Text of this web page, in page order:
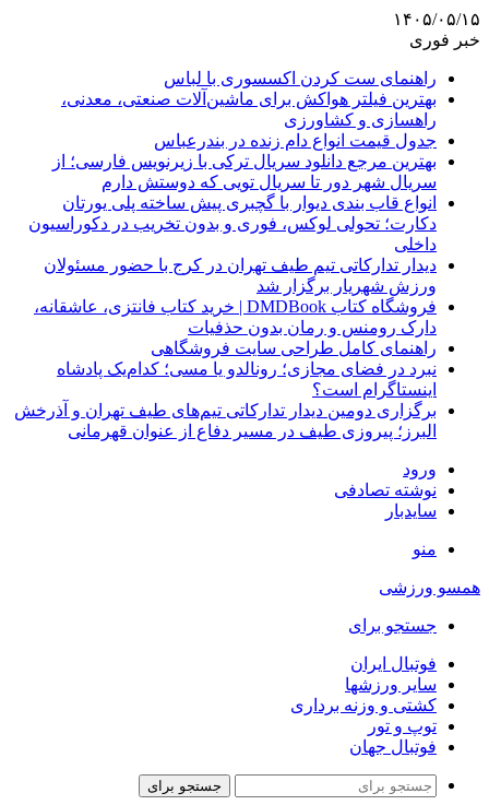
۱۴۰۵/۰۵/۱۵
خبر فوری
راهنمای ست کردن اکسسوری با لباس
بهترین فیلتر هواکش برای ماشین‌آلات صنعتی، معدنی،
راهسازی و کشاورزی
جدول قیمت انواع دام زنده در بندرعباس
بهترین مرجع دانلود سریال ترکی با زیرنویس فارسی؛ از
سریال شهر دور تا سریال تویی که دوستش دارم
انواع قاب بندی دیوار با گچبری پیش ساخته پلی یورتان
دکارت؛ تحولی لوکس، فوری و بدون تخریب در دکوراسیون
داخلی
دیدار تدارکاتی تیم طیف تهران در کرج با حضور مسئولان
ورزش شهریار برگزار شد
فروشگاه کتاب DMDBook | خرید کتاب فانتزی، عاشقانه،
دارک رومنس و رمان بدون حذفیات
راهنمای کامل طراحی سایت فروشگاهی
نبرد در فضای مجازی؛ رونالدو یا مسی؛ کدام‌یک پادشاه
اینستاگرام است؟
برگزاری دومین دیدار تدارکاتی تیم‌های طیف تهران و آذرخش
البرز؛ پیروزی طیف در مسیر دفاع از عنوان قهرمانی
ورود
نوشته تصادفی
سایدبار
منو
همسو ورزشی
جستجو برای
فوتبال ایران
سایر ورزشها
کشتی و وزنه برداری
توپ و تور
فوتبال جهان
جستجو برای